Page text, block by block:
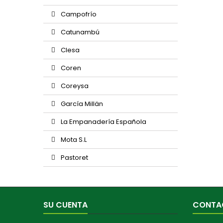
Campofrío
Catunambú
Clesa
Coren
Coreysa
García Millän
La Empanadería Española
Mota S.L
Pastoret
SU CUENTA